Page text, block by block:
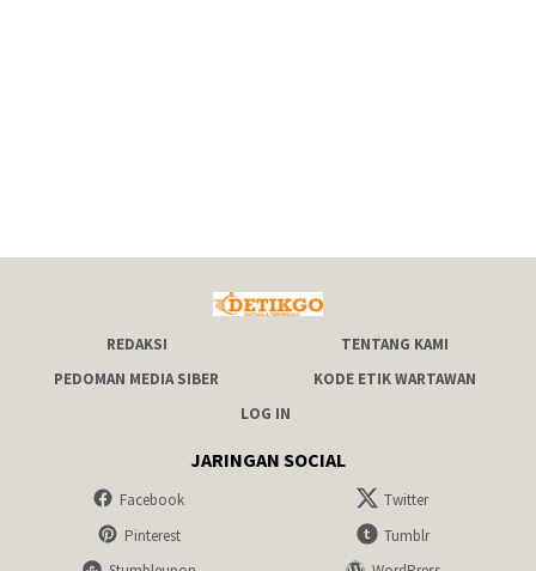
REDAKSI
TENTANG KAMI
PEDOMAN MEDIA SIBER
KODE ETIK WARTAWAN
LOG IN
JARINGAN SOCIAL
Facebook
Twitter
Pinterest
Tumblr